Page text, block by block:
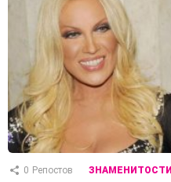
0 Репостов ЗНАМЕНИТОСТИ